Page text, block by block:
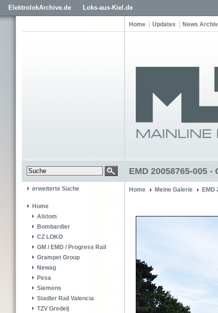
ElektrolokArchive.de Loks-aus-Kiel.de
Home Updates News Archiv
EMD 20058765-005 -
erweiterte Suche
Home
Alstom
Bombardier
CZ LOKO
GM / EMD / Progress Rail
Grampet Group
Newag
Pesa
Siemens
Stadler Rail Valencia
TZV Gredelj
Home Meine Galerie EMD